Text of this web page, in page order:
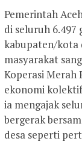
Pemerintah
di seluruh 6.497
kabupaten/kota
masyarakat
Koperasi Merah
ekonomi
ia mengajak
bergerak
desa seperti